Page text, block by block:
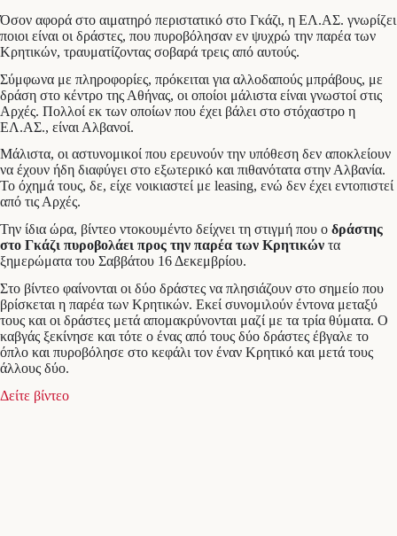
Όσον αφορά στο αιματηρό περιστατικό στο Γκάζι, η ΕΛ.ΑΣ. γνωρίζει
ποιοι είναι οι δράστες, που πυροβόλησαν εν ψυχρώ την παρέα των
Κρητικών, τραυματίζοντας σοβαρά τρεις από αυτούς.
Σύμφωνα με πληροφορίες, πρόκειται για αλλοδαπούς μπράβους, με
δράση στο κέντρο της Αθήνας, οι οποίοι μάλιστα είναι γνωστοί στις
Αρχές. Πολλοί εκ των οποίων που έχει βάλει στο στόχαστρο η
ΕΛ.ΑΣ., είναι Αλβανοί.
Μάλιστα, οι αστυνομικοί που ερευνούν την υπόθεση δεν αποκλείουν
να έχουν ήδη διαφύγει στο εξωτερικό και πιθανότατα στην Αλβανία.
Το όχημά τους, δε, είχε νοικιαστεί με leasing, ενώ δεν έχει εντοπιστεί
από τις Αρχές.
Την ίδια ώρα, βίντεο ντοκουμέντο δείχνει τη στιγμή που ο δράστης
στο Γκάζι πυροβολάει προς την παρέα των Κρητικών τα
ξημερώματα του Σαββάτου 16 Δεκεμβρίου.
Στο βίντεο φαίνονται οι δύο δράστες να πλησιάζουν στο σημείο που
βρίσκεται η παρέα των Κρητικών. Εκεί συνομιλούν έντονα μεταξύ
τους και οι δράστες μετά απομακρύνονται μαζί με τα τρία θύματα. Ο
καβγάς ξεκίνησε και τότε ο ένας από τους δύο δράστες έβγαλε το
όπλο και πυροβόλησε στο κεφάλι τον έναν Κρητικό και μετά τους
άλλους δύο.
Δείτε βίντεο